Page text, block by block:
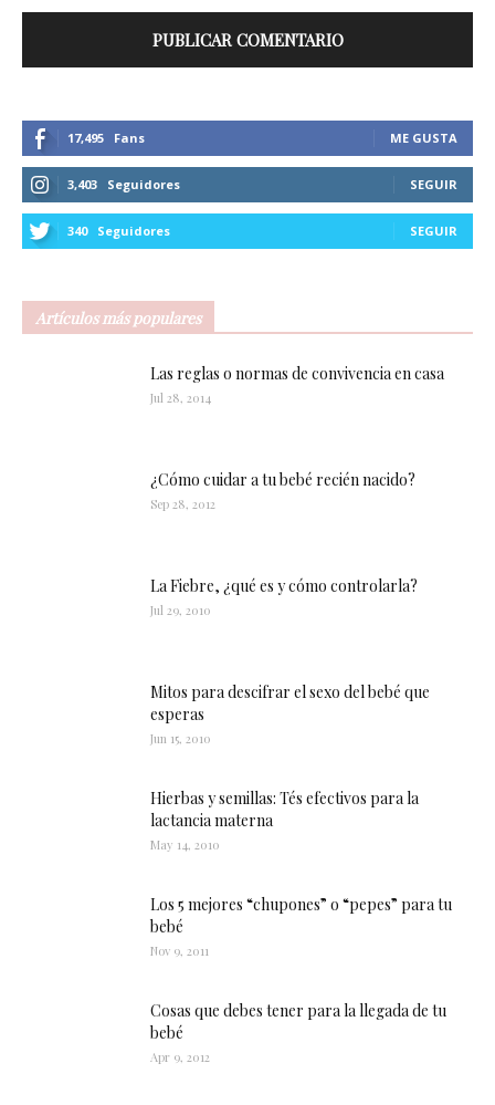
17,495 Fans ME GUSTA
3,403 Seguidores SEGUIR
340 Seguidores SEGUIR
Artículos más populares
Las reglas o normas de convivencia en casa
Jul 28, 2014
¿Cómo cuidar a tu bebé recién nacido?
Sep 28, 2012
La Fiebre, ¿qué es y cómo controlarla?
Jul 29, 2010
Mitos para descifrar el sexo del bebé que
esperas
Jun 15, 2010
Hierbas y semillas: Tés efectivos para la
lactancia materna
May 14, 2010
Los 5 mejores “chupones” o “pepes” para tu
bebé
Nov 9, 2011
Cosas que debes tener para la llegada de tu
bebé
Apr 9, 2012